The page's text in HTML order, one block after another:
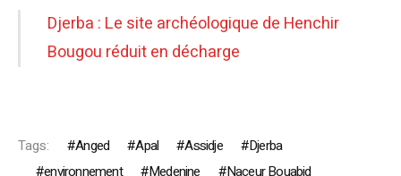
Djerba : Le site archéologique de Henchir
Bougou réduit en décharge
Tags: Anged Apal Assidje
Djerba
environnement
Medenine
Naceur Bouabid